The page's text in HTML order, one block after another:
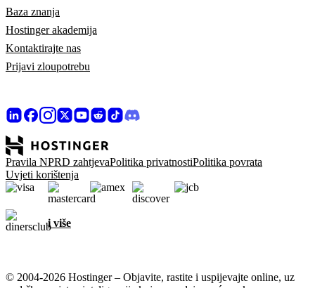
Baza znanja
Hostinger akademija
Kontaktirajte nas
Prijavi zloupotrebu
Pravila NPRD zahtjevaPolitika privatnostiPolitika povrata
Uvjeti korištenja
i više
© 2004-2026 Hostinger – Objavite, rastite i uspijevajte online, uz